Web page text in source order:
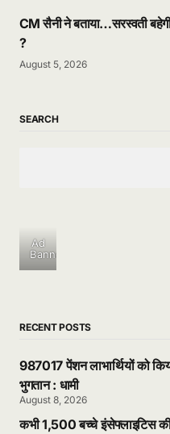
CM सैनी ने बताया…सरस्वती
?
August 5, 2026
SEARCH
Ad
Banner
RECENT POSTS
987017 पेंशन लाभार्थियों को
भुगतान : धामी
August 8, 2026
कभी 1,500 बच्चे